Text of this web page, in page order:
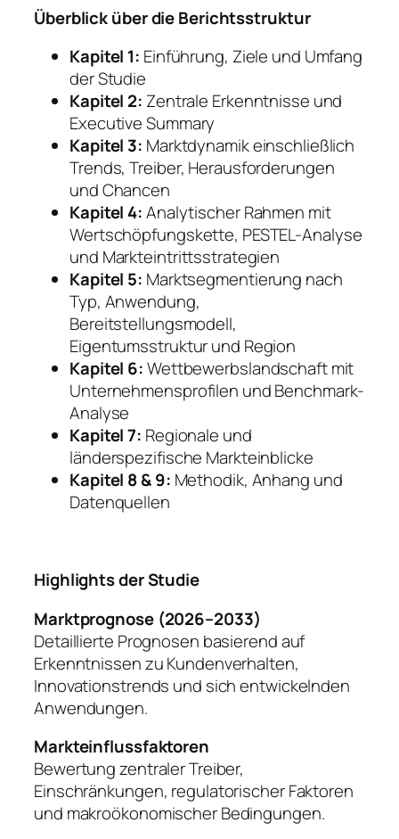
Überblick über die Berichtsstruktur
Kapitel 1: Einführung, Ziele und Umfang
der Studie
Kapitel 2: Zentrale Erkenntnisse und
Executive Summary
Kapitel 3: Marktdynamik einschließlich
Trends, Treiber, Herausforderungen
und Chancen
Kapitel 4:Analytischer Rahmen mit
Wertschöpfungskette, PESTEL-Analyse
und Markteintrittsstrategien
Kapitel 5: Marktsegmentierung nach
Typ, Anwendung,
Bereitstellungsmodell,
Eigentumsstruktur und Region
Kapitel 6:Wettbewerbslandschaft mit
Unternehmensprofilen und Benchmark-
Analyse
Kapitel 7: Regionale und
länderspezifische Markteinblicke
Kapitel 8 & 9: Methodik, Anhang und
Datenquellen
Highlights der Studie
Marktprognose (2026–2033)
Detaillierte Prognosen basierend auf
Erkenntnissen zu Kundenverhalten,
Innovationstrends und sich entwickelnden
Anwendungen.
Markteinflussfaktoren
Bewertung zentraler Treiber,
Einschränkungen, regulatorischer Faktoren
und makroökonomischer Bedingungen.